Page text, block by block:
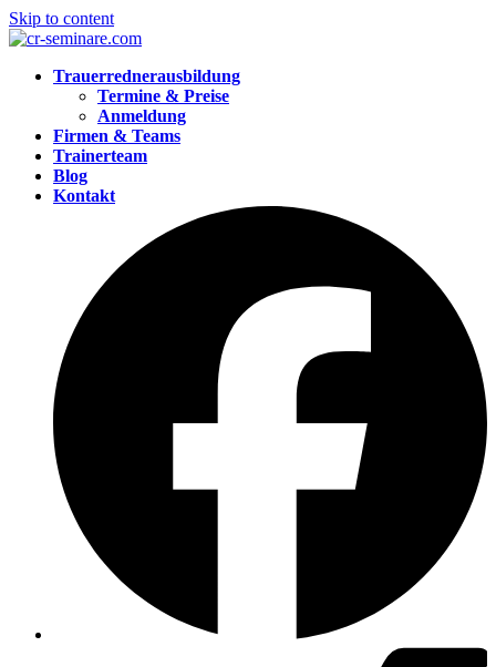
Skip to content
Trauerrednerausbildung
Termine & Preise
Anmeldung
Firmen & Teams
Trainerteam
Blog
Kontakt